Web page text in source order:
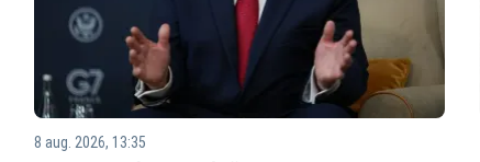
8 aug. 2026, 13:35